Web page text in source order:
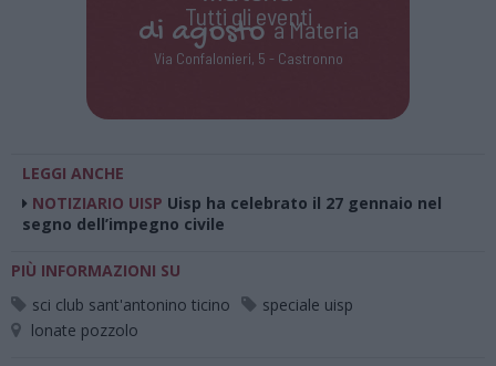
Tutti gli eventi
di agostoa Materia
Via Confalonieri, 5 - Castronno
LEGGI ANCHE
NOTIZIARIO UISP Uisp ha celebrato il 27 gennaio nel
segno dell’impegno civile
PIÙ INFORMAZIONI SU
sci club sant'antonino ticino
speciale uisp
lonate pozzolo